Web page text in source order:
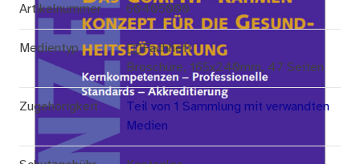
Artikelnummer 60405000
Medientyp
Fachheft
Broschüre, 165x240mm, 47 Seiten
Zugehörigkeit
Teil von 1 Sammlung mit verwandten
Medien